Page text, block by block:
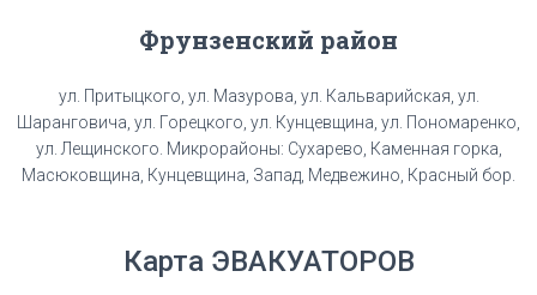
Фрунзенский район
ул. Притыцкого, ул. Мазурова, ул. Кальварийская, ул.
Шаранговича, ул. Горецкого, ул. Кунцевщина, ул. Пономаренко,
ул. Лещинского. Микрорайоны: Сухарево, Каменная горка,
Масюковщина, Кунцевщина, Запад, Медвежино, Красный бор.
Карта ЭВАКУАТОРОВ